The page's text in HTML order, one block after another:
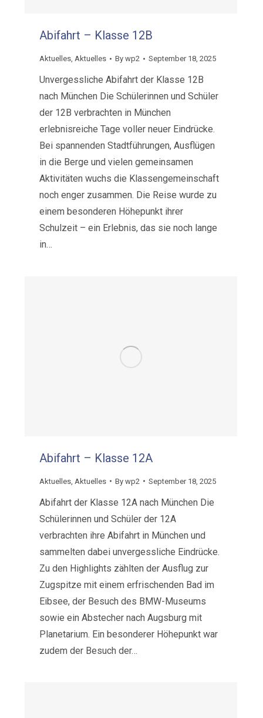
Abifahrt – Klasse 12B
Aktuelles,Aktuelles Bywp2 September 18, 2025
Unvergessliche Abifahrt der Klasse 12B
nach München Die Schülerinnen und Schüler
der 12B verbrachten in München
erlebnisreiche Tage voller neuer Eindrücke.
Bei spannenden Stadtführungen, Ausflügen
in die Berge und vielen gemeinsamen
Aktivitäten wuchs die Klassengemeinschaft
noch enger zusammen. Die Reise wurde zu
einem besonderen Höhepunkt ihrer
Schulzeit – ein Erlebnis, das sie noch lange
in…
Abifahrt – Klasse 12A
Aktuelles Aktuelles Bywp2 September 18, 2025
Abifahrt der Klasse 12A nach München Die
Schülerinnen und Schüler der 12A
verbrachten ihre Abifahrt in München und
sammelten dabei unvergessliche Eindrücke.
Zu den Highlights zählten der Ausflug zur
Zugspitze mit einem erfrischenden Bad im
Eibsee, der Besuch des BMW-Museums
sowie ein Abstecher nach Augsburg mit
Planetarium. Ein besonderer Höhepunkt war
zudem der Besuch der…